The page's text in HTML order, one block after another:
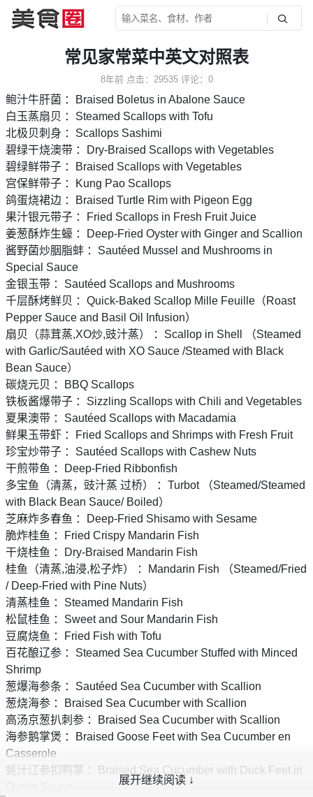
常见家常菜中英文对照表
8年前 点击：29535 评论：0
鲍汁牛肝菌 ：Braised Boletus in Abalone Sauce
白玉蒸扇贝 ：Steamed Scallops with Tofu
北极贝刺身 ：Scallops Sashimi
碧绿干烧澳带 ：Dry-Braised Scallops with Vegetables
碧绿鲜带子 ：Braised Scallops with Vegetables
宫保鲜带子 ：Kung Pao Scallops
鸽蛋烧裙边 ：Braised Turtle Rim with Pigeon Egg
果汁银元带子 ：Fried Scallops in Fresh Fruit Juice
姜葱酥炸生蠔 ：Deep-Fried Oyster with Ginger and Scallion
酱野菌炒胭脂蚌 ：Sautéed Mussel and Mushrooms in
Special Sauce
金银玉带 ：Sautéed Scallops and Mushrooms
千层酥烤鲜贝 ：Quick-Baked Scallop Mille Feuille（Roast
Pepper Sauce and Basil Oil Infusion）
扇贝（蒜茸蒸,XO炒,豉汁蒸） ：Scallop in Shell （Steamed
with Garlic/Sautéed with XO Sauce /Steamed with Black
Bean Sauce）
碳烧元贝 ：BBQ Scallops
铁板酱爆带子 ：Sizzling Scallops with Chili and Vegetables
夏果澳带 ：Sautéed Scallops with Macadamia
鲜果玉带虾 ：Fried Scallops and Shrimps with Fresh Fruit
珍宝炒带子 ：Sautéed Scallops with Cashew Nuts
干煎带鱼 ：Deep-Fried Ribbonfish
多宝鱼（清蒸，豉汁蒸 过桥） ：Turbot （Steamed/Steamed
with Black Bean Sauce/ Boiled）
芝麻炸多春鱼 ：Deep-Fried Shisamo with Sesame
脆炸桂鱼 ：Fried Crispy Mandarin Fish
干烧桂鱼 ：Dry-Braised Mandarin Fish
桂鱼（清蒸,油浸,松子炸） ：Mandarin Fish （Steamed/Fried
/ Deep-Fried with Pine Nuts）
清蒸桂鱼 ：Steamed Mandarin Fish
松鼠桂鱼 ：Sweet and Sour Mandarin Fish
豆腐烧鱼 ：Fried Fish with Tofu
百花酿辽参 ：Steamed Sea Cucumber Stuffed with Minced
Shrimp
葱爆海参条 ：Sautéed Sea Cucumber with Scallion
葱烧海参 ：Braised Sea Cucumber with Scallion
高汤京葱扒刺参 ：Braised Sea Cucumber with Scallion
海参鹅掌煲 ：Braised Goose Feet with Sea Cucumber en
Casserole
蚝汁辽参扣鸭掌 ：Braised Sea Cucumber with Duck Feet in
展开继续阅读 ↓